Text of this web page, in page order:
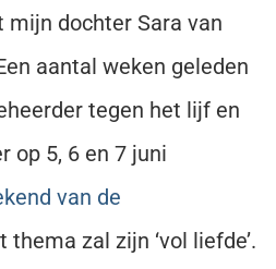
dochter Sara van
aantal weken geleden
tegen het lijf en
op 5, 6 en 7 juni
van de
thema zal zijn ‘vol liefde’.